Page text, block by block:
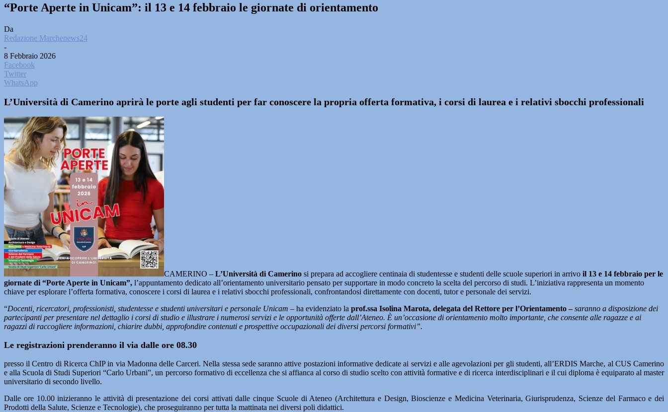
“Porte Aperte in Unicam”: il 13 e 14 febbraio le giornate di orientamento
Da
Redazione Marchenews24
-
8 Febbraio 2026
Facebook
Twitter
WhatsApp
L’Università di Camerino aprirà le porte agli studenti per far conoscere la propria offerta formativa, i corsi di laurea e i relativi sbocchi professionali
CAMERINO – L’Università di Camerino si prepara ad accogliere centinaia di studentesse e studenti delle scuole superiori in arrivo il 13 e 14 febbraio per le
giornate di “Porte Aperte in Unicam”, l’appuntamento dedicato all’orientamento universitario pensato per supportare in modo concreto la scelta del percorso di studi. L’iniziativa rappresenta un momento
chiave per esplorare l’offerta formativa, conoscere i corsi di laurea e i relativi sbocchi professionali, confrontandosi direttamente con docenti, tutor e personale dei servizi.
“Docenti, ricercatori, professionisti, studentesse e studenti universitari e personale Unicam – ha evidenziato la prof.ssa Isolina Marota, delegata del Rettore per l’Orientamento – saranno a disposizione dei
partecipanti per presentare nel dettaglio i corsi di studio e illustrare i numerosi servizi e le opportunità offerte dall’Ateneo. È un’occasione di orientamento molto importante, che consente alle ragazze e ai
ragazzi di raccogliere informazioni, chiarire dubbi, approfondire contenuti e prospettive occupazionali dei diversi percorsi formativi”.
Le registrazioni prenderanno il via dalle ore 08.30
presso il Centro di Ricerca ChIP in via Madonna delle Carceri. Nella stessa sede saranno attive postazioni informative dedicate ai servizi e alle agevolazioni per gli studenti, all’ERDIS Marche, al CUS Camerino
e alla Scuola di Studi Superiori “Carlo Urbani”, un percorso formativo di eccellenza che si affianca al corso di studio scelto con attività formative e di ricerca interdisciplinari e il cui diploma è equiparato al master
universitario di secondo livello.
Dalle ore 10.00 inizieranno le attività di presentazione dei corsi attivati dalle cinque Scuole di Ateneo (Architettura e Design, Bioscienze e Medicina Veterinaria, Giurisprudenza, Scienze del Farmaco e dei
Prodotti della Salute, Scienze e Tecnologie), che proseguiranno per tutta la mattinata nei diversi poli didattici.